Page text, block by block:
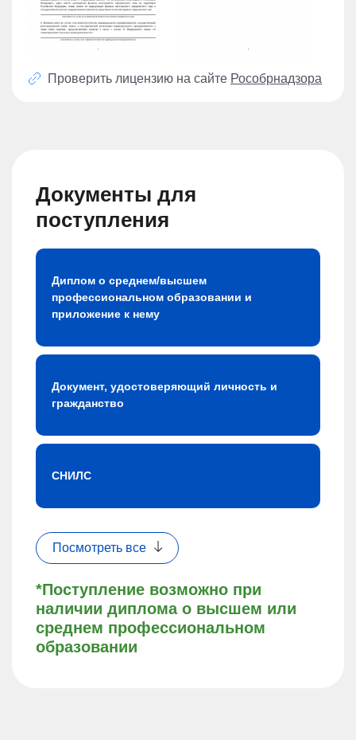
Проверить лицензию на сайте Рособрнадзора
Документы для
поступления
*Поступление возможно при
наличии диплома о высшем или
среднем профессиональном
образовании
Диплом о среднем/высшем
профессиональном образовании и
приложение к нему
Документ, удостоверяющий личность и
гражданство
СНИЛС
Посмотреть все